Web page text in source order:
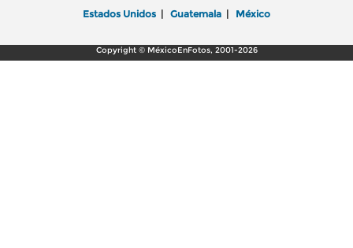
Estados Unidos | Guatemala | México
Copyright © MéxicoEnFotos, 2001-2026